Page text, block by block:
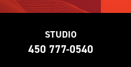
STUDIO
450 777-0540